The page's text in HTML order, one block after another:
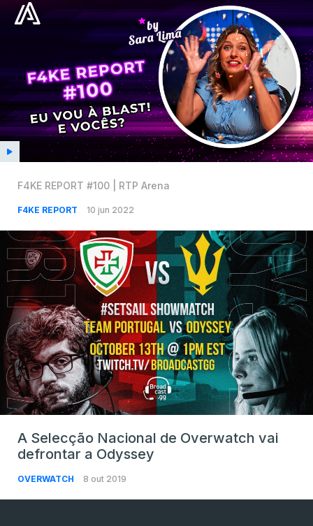
F4KE REPORT #100 | RTP Arena
F4KE REPORT 10 jun 2022
A Selecção Nacional de Overwatch vai
defrontar a Odyssey
OVERWATCH 8 out 2019